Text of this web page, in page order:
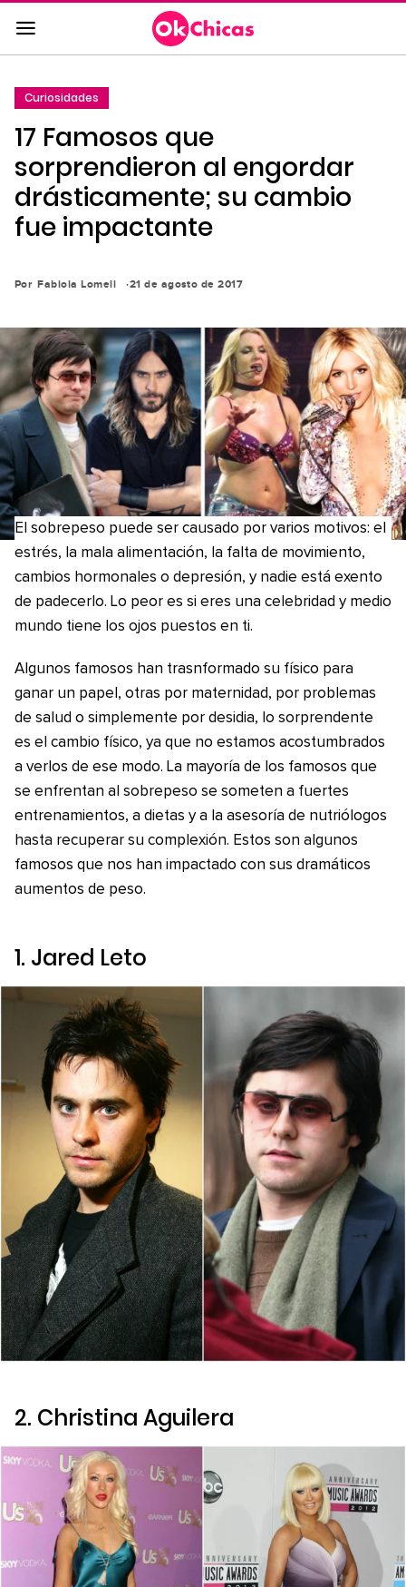
Saltar
al
contenido
la
navegación
principal
Curiosidades
17 Famosos que
sorprendieron al engordar
drásticamente; su cambio
fue impactante
Por Fabiola Lomeli 21 de agosto de 2017
El sobrepeso puede ser causado por varios motivos: el
estrés, la mala alimentación, la falta de movimiento,
cambios hormonales o depresión, y nadie está exento
de padecerlo. Lo peor es si eres una celebridad y medio
mundo tiene los ojos puestos en ti.
Algunos famosos han trasnformado su físico para
ganar un papel, otras por maternidad, por problemas
de salud o simplemente por desidia, lo sorprendente
es el cambio físico, ya que no estamos acostumbrados
a verlos de ese modo. La mayoría de los famosos que
se enfrentan al sobrepeso se someten a fuertes
entrenamientos, a dietas y a la asesoría de nutriólogos
hasta recuperar su complexión. Estos son algunos
famosos que nos han impactado con sus dramáticos
aumentos de peso.
1. Jared Leto
2. Christina Aguilera